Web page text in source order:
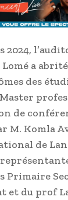
2024,
a
des
de
M. Komla
de
Primaire
et du prof